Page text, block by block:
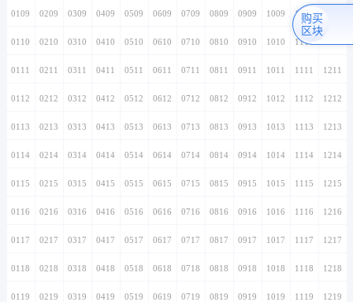
0109 0209 0309 0409 0509 0609 0709 0809 0909 1009 1109
0110 0210 0310 0410 0510 0610 0710 0810 0910 1010 1110
0111 0211 0311 0411 0511 0611 0711 0811 0911 1011 1111 1211
0112 0212 0312 0412 0512 0612 0712 0812 0912 1012 1112 1212
0113 0213 0313 0413 0513 0613 0713 0813 0913 1013 1113 1213
0114 0214 0314 0414 0514 0614 0714 0814 0914 1014 1114 1214
0115 0215 0315 0415 0515 0615 0715 0815 0915 1015 1115 1215
0116 0216 0316 0416 0516 0616 0716 0816 0916 1016 1116 1216
0117 0217 0317 0417 0517 0617 0717 0817 0917 1017 1117 1217
0118 0218 0318 0418 0518 0618 0718 0818 0918 1018 1118 1218
0119 0219 0319 0419 0519 0619 0719 0819 0919 1019 1119 1219
购买
区块